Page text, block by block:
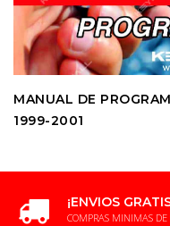
MANUAL DE
1999-2001
¡ENVIOS
COMPRAS MINIMAS